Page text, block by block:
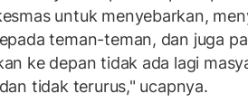
untuk menyebarkan,
teman-teman, dan juga
ke depan tidak ada lagi
tidak terurus," ucapnya.